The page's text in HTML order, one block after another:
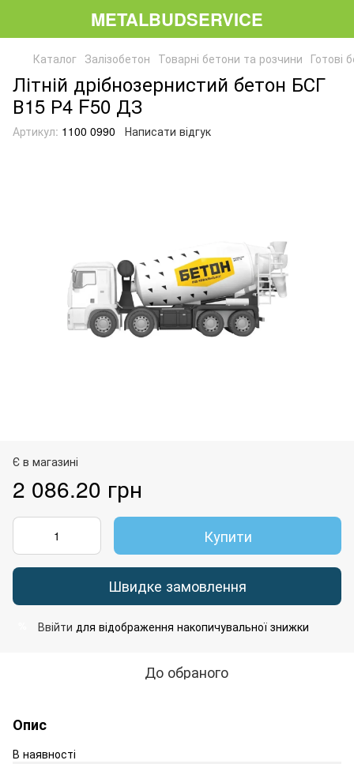
METALBUDSERVICE
Каталог Залізобетон Товарні бетони та розчини Готові
Літній дрібнозернистий бетон БСГ
В15 Р4 F50 ДЗ
Артикул: 1100 0990 Написати відгук
Є в магазині
2 086.20 грн
Купити
Швидке замовлення
Ввійти для відображення накопичувальної знижки
До обраного
Опис
В наявності